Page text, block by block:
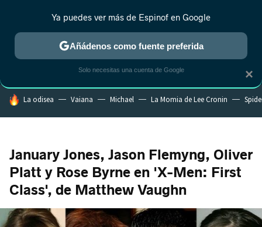
ESTRENOS REALITY ANIME RANKINGS CINE
HOY SE HABLA DE
La odisea Vaiana Michael La Momia de Lee Cronin
January Jones, Jason Flemyng, Oliver
Platt y Rose Byrne en 'X-Men: First
Class', de Matthew Vaughn
×
Ya puedes ver más de Espinof en Google
Añádenos como fuente preferida
Solo necesitas una cuenta de Google